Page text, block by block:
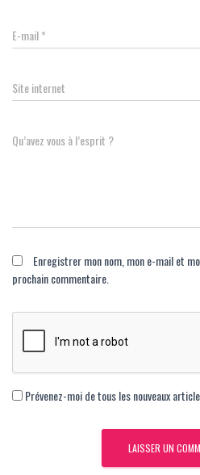
E-mail*
Site internet
Qu’avez vous à l’esprit ?
Enregistrer mon nom, mon e-mail et
prochain commentaire.
Prévenez-moi de tous les nouveaux